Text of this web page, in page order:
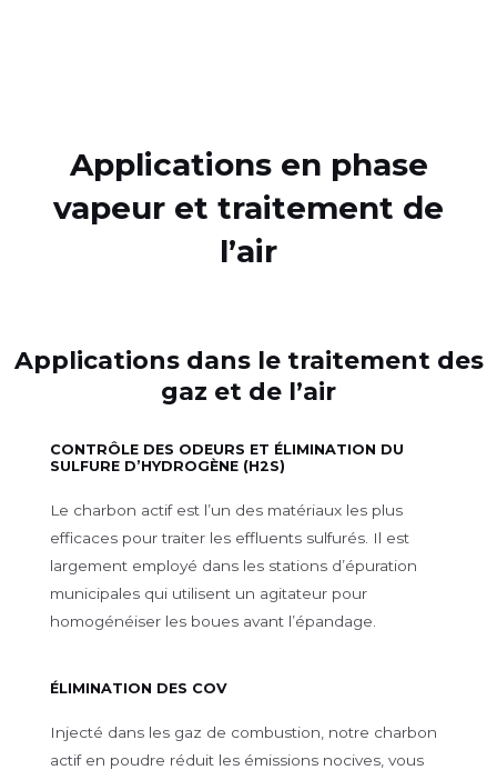
Applications en phase
vapeur et traitement de
l’air
Applications dans le traitement des
gaz et de l’air
CONTRÔLE DES ODEURS ET ÉLIMINATION DU
SULFURE D’HYDROGÈNE (H2S)
Le charbon actif est l’un des matériaux les plus
efficaces pour traiter les effluents sulfurés. Il est
largement employé dans les stations d’épuration
municipales qui utilisent un agitateur pour
homogénéiser les boues avant l’épandage.
ÉLIMINATION DES COV
Injecté dans les gaz de combustion, notre charbon
actif en poudre réduit les émissions nocives, vous